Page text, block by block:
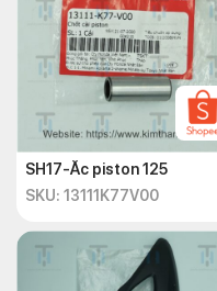
SH17-Ắc piston 125
SKU: 13111K77V00